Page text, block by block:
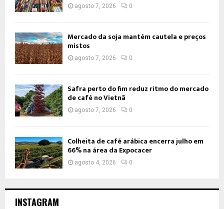
agosto 7, 2026 0
Mercado da soja mantém cautela e preços
mistos
agosto 7, 2026 0
Safra perto do fim reduz ritmo do mercado
de café no Vietnã
agosto 7, 2026 0
Colheita de café arábica encerra julho em
66% na área da Expocacer
agosto 4, 2026 0
INSTAGRAM